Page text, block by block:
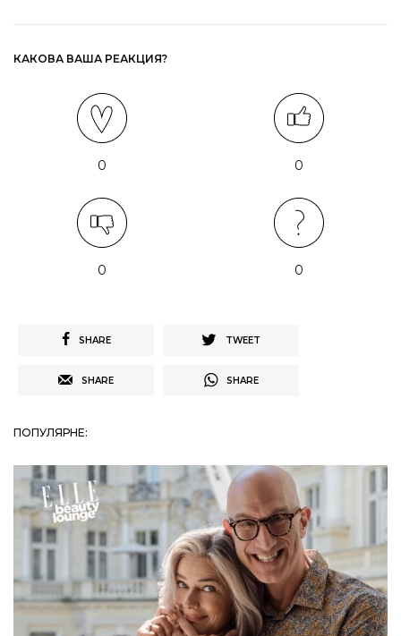
КАКОВА ВАША РЕАКЦИЯ?
0 0
0 0
SHARE TWEET
SHARE SHARE
ПОПУЛЯРНЕ: